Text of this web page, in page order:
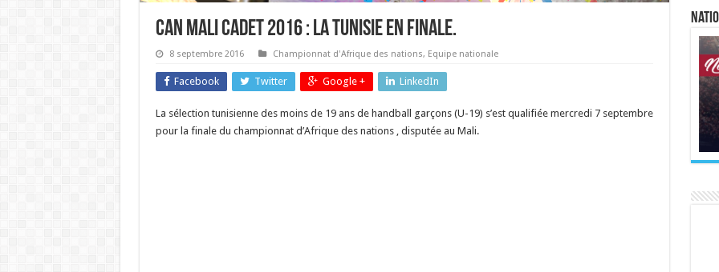
Can Mali cadet 2016 : La Tunisie en finale.
8 septembre 2016 Championnat d'Afrique des nations, Equipe nationale
Facebook Twitter Google + LinkedIn
La sélection tunisienne des moins de 19 ans de handball garçons (U-19) s’est qualifiée mercredi 7 septembre
pour la finale du championnat d’Afrique des nations , disputée au Mali.